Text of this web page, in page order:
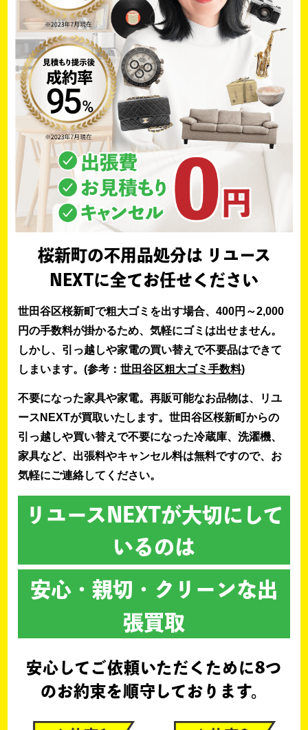
桜新町の不用品処分は リユース
NEXTに全てお任せください
世田谷区桜新町で粗大ゴミを出す場合、400円～2,000
円の手数料が掛かるため、気軽にゴミは出せません。
しかし、引っ越しや家電の買い替えで不要品はできて
しまいます。(参考：世田谷区粗大ゴミ手数料)
不要になった家具や家電。再販可能なお品物は、リユ
ースNEXTが買取いたします。世田谷区桜新町からの
引っ越しや買い替えで不要になった冷蔵庫、洗濯機、
家具など、出張料やキャンセル料は無料ですので、お
気軽にご連絡してください。
リユースNEXTが大切にして
いるのは
安心・親切・クリーンな出
張買取
安心してご依頼いただくために8つ
のお約束を順守しております。